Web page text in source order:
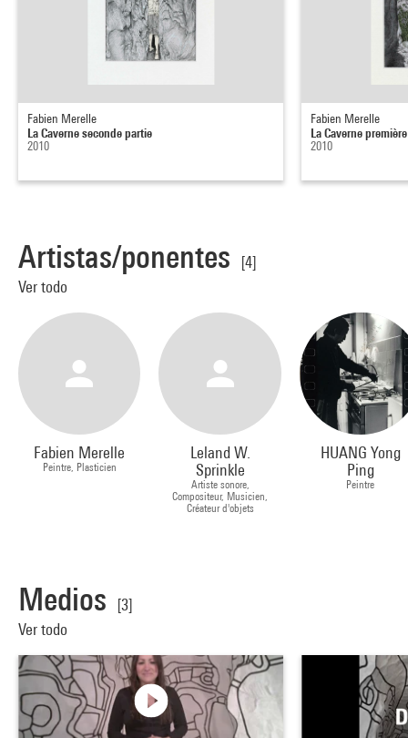
Fabien Merelle
La Caverne seconde partie
2010
Fabien Merelle
La Caverne
2010
Artistas/ponentes
[4]
Ver todo
Fabien Merelle
Peintre, Plasticien
Leland W.
Sprinkle
Artiste sonore,
Compositeur, Musicien,
Créateur d'objets
HUANG Yong
Ping
Peintre
Medios
[3]
Ver todo